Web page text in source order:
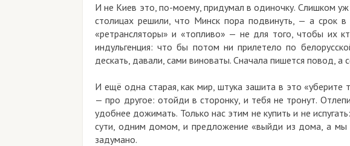
И не Киев это, по-моему, придумал в одиночку. Слишком уж
столицах решили, что Минск пора подвинуть, — а срок в
«ретрансляторы» и «топливо» — не для того, чтобы их кто-
индульгенция: что бы потом ни прилетело по белорусской
дескать, давали, сами виноваты. Сначала пишется повод, а
И ещё одна старая, как мир, штука зашита в это «уберите
— про другое: отойди в сторонку, и тебя не тронут.
удобнее дожимать. Только нас этим не купить и не испугать:
сути, одним домом, и предложение «выйди из дома, а мы там
задумано.